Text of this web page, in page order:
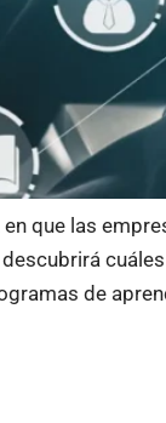
que las
de